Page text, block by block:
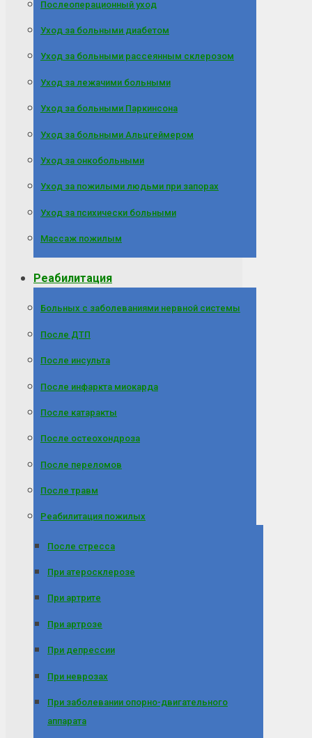
Послеоперационный уход
Уход за больными диабетом
Уход за больными рассеянным склерозом
Уход за лежачими больными
Уход за больными Паркинсона
Уход за больными Альцгеймером
Уход за онкобольными
Уход за пожилыми людьми при запорах
Уход за психически больными
Массаж пожилым
Реабилитация
Больных с заболеваниями нервной системы
После ДТП
После инсульта
После инфаркта миокарда
После катаракты
После остеохондроза
После переломов
После травм
Реабилитация пожилых
После стресса
При атеросклерозе
При артрите
При артрозе
При депрессии
При неврозах
При заболевании опорно-двигательного
аппарата